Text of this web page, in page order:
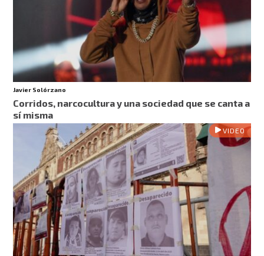
Javier Solórzano
Corridos, narcocultura y una sociedad que se canta a
sí misma
VIDEO